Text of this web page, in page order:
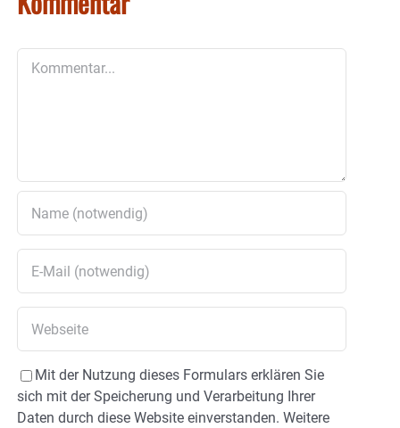
Mit der Nutzung dieses Formulars erklären Sie
sich mit der Speicherung und Verarbeitung Ihrer
Daten durch diese Website einverstanden. Weitere